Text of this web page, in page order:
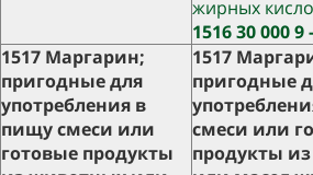
жирных
1516 30 000 9
1517 Маргарин;
пригодные для
употребления в
пищу смеси или
готовые продукты
1517
пригодные
смеси или
продукты